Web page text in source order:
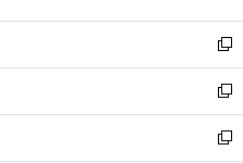
開
く
ウ
で
開
く
ン
ド
ウ
で
開
く
ウ
ィ
ン
ド
ウ
で
新
し
い
ウ
ィ
新
し
い
新